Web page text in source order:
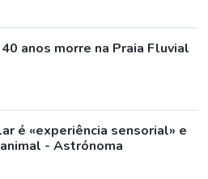
anos morre na Praia Fluvial
é «experiência sensorial» e
- Astrónoma